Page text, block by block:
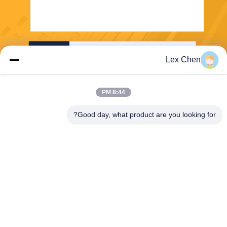
Lex Chen
8:44 PM
Good day, what product are you looking for?